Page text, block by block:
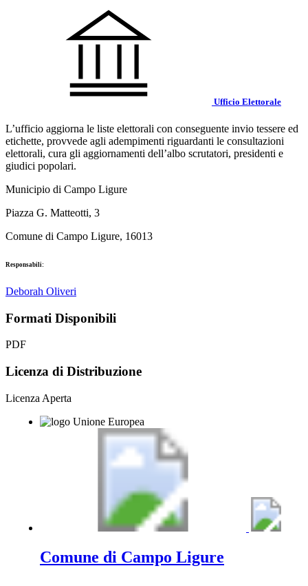
Ufficio Elettorale
L’ufficio aggiorna le liste elettorali con conseguente invio tessere ed
etichette, provvede agli adempimenti riguardanti le consultazioni
elettorali, cura gli aggiornamenti dell’albo scrutatori, presidenti e
giudici popolari.
Municipio di Campo Ligure
Piazza G. Matteotti, 3
Comune di Campo Ligure, 16013
Responsabili:
Deborah Oliveri
Formati Disponibili
PDF
Licenza di Distribuzione
Licenza Aperta
Comune di Campo Ligure